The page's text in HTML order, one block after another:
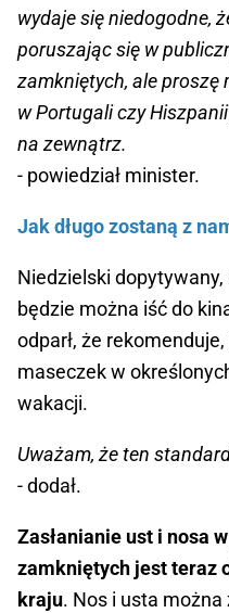
wydaje się niedogodne,
poruszając się w
zamkniętych, ale proszę
w Portugali czy
na zewnątrz.
- powiedział minister.
Jak długo zostaną z
Niedzielski
będzie można iść do
odparł, że
maseczek w
wakacji.
Uważam, że ten
- dodał.
Zasłanianie ust i nosa
zamkniętych jest teraz
kraju. Nos i usta można